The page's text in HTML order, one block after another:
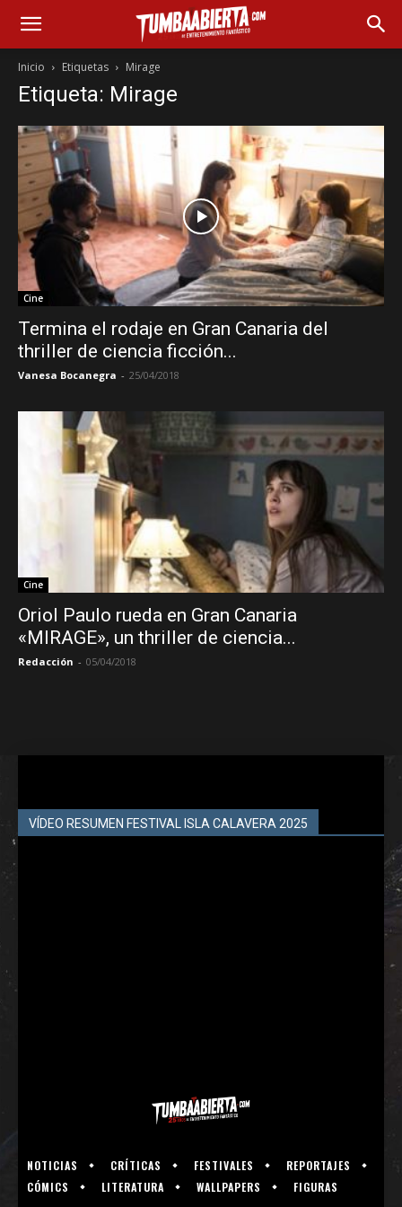
Inicio Etiquetas Mirage
Etiqueta: Mirage
Cine
Termina el rodaje en Gran Canaria del
thriller de ciencia ficción...
Vanesa Bocanegra - 25/04/2018
Cine
Oriol Paulo rueda en Gran Canaria
«MIRAGE», un thriller de ciencia...
Redacción - 05/04/2018
VÍDEO RESUMEN FESTIVAL ISLA CALAVERA 2025
NOTICIAS CRÍTICAS FESTIVALES
REPORTAJES
CÓMICS
LITERATURA WALLPAPERS FIGURAS